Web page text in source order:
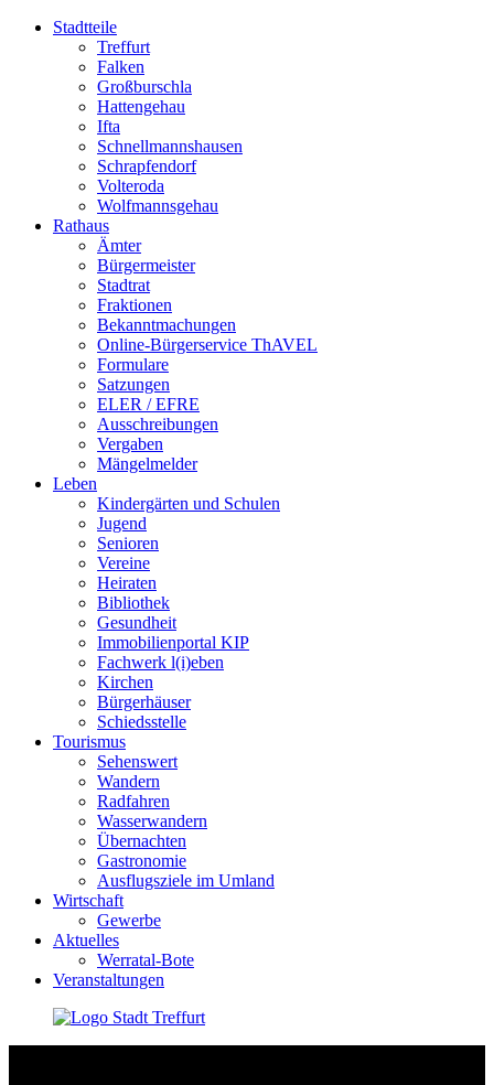
Stadtteile
Treffurt
Falken
Großburschla
Hattengehau
Ifta
Schnellmannshausen
Schrapfendorf
Volteroda
Wolfmannsgehau
Rathaus
Ämter
Bürgermeister
Stadtrat
Fraktionen
Bekanntmachungen
Online-Bürgerservice ThAVEL
Formulare
Satzungen
ELER / EFRE
Ausschreibungen
Vergaben
Mängelmelder
Leben
Kindergärten und Schulen
Jugend
Senioren
Vereine
Heiraten
Bibliothek
Gesundheit
Immobilienportal KIP
Fachwerk l(i)eben
Kirchen
Bürgerhäuser
Schiedsstelle
Tourismus
Sehenswert
Wandern
Radfahren
Wasserwandern
Übernachten
Gastronomie
Ausflugsziele im Umland
Wirtschaft
Gewerbe
Aktuelles
Werratal-Bote
Veranstaltungen